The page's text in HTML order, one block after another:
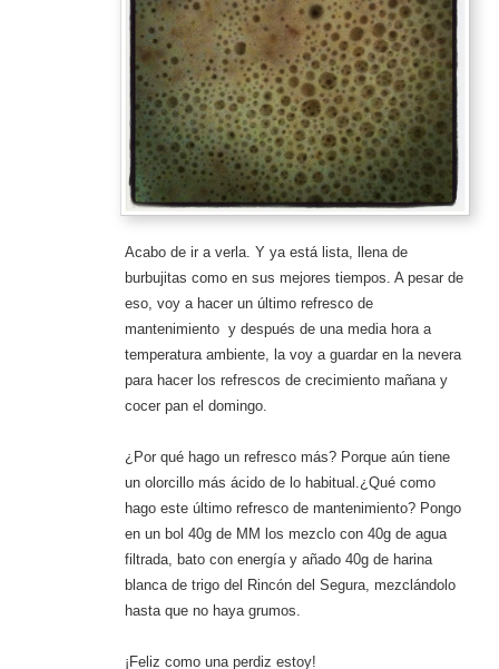
Acabo de ir a verla. Y ya está lista, llena de
burbujitas como en sus mejores tiempos. A pesar de
eso, voy a hacer un último refresco de
mantenimiento y después de una media hora a
temperatura ambiente, la voy a guardar en la nevera
para hacer los refrescos de crecimiento mañana y
cocer pan el domingo.
¿Por qué hago un refresco más? Porque aún tiene
un olorcillo más ácido de lo habitual.¿Qué como
hago este último refresco de mantenimiento? Pongo
en un bol 40g de MM los mezclo con 40g de agua
filtrada, bato con energía y añado 40g de harina
blanca de trigo del Rincón del Segura, mezclándolo
hasta que no haya grumos.
¡Feliz como una perdiz estoy!